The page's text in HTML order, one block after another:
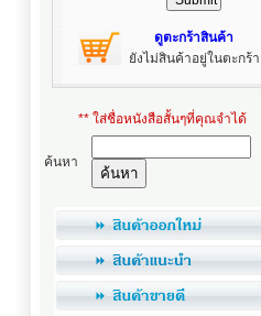
ดูตะกร้าสินค้า
ยังไม่สินค้าอยู่ในตะกร้า
** ใส่ชื่อหนังสือสั้นๆที่คุณจำได้
ค้นหา